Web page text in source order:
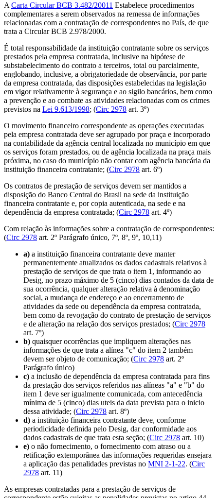
A Carta Circular BCB 3.482/20011 Estabelece procedimentos
complementares a serem observados na remessa de informações
relacionadas com a contratação de correspondentes no País, de que
trata a Circular BCB 2.978/2000.
É total responsabilidade da instituição contratante sobre os serviços
prestados pela empresa contratada, inclusive na hipótese de
substabelecimento do contrato a terceiros, total ou parcialmente,
englobando, inclusive, a obrigatoriedade de observância, por parte
da empresa contratada, das disposições estabelecidas na legislação
em vigor relativamente à segurança e ao sigilo bancários, bem como
a prevenção e ao combate as atividades relacionadas com os crimes
previstos na Lei 9.613/1998; (Circ 2978 art. 3º)
O movimento financeiro correspondente as operações executadas
pela empresa contratada deve ser agrupado por praça e incorporado
na contabilidade da agência central localizada no município em que
os serviços foram prestados, ou de agência localizada na praça mais
próxima, no caso do município não contar com agência bancária da
instituição financeira contratante; (Circ 2978 art. 6º)
Os contratos de prestação de serviços devem ser mantidos a
disposição do Banco Central do Brasil na sede da instituição
financeira contratante e, por copia autenticada, na sede e na
dependência da empresa contratada; (Circ 2978 art. 4º)
Com relação às informações sobre a contratação de correspondentes:
(Circ 2978 art. 2º Parágrafo único, 7º, 8º, 9º, 10,11)
a) a instituição financeira contratante deve manter
permanentemente atualizados os dados cadastrais relativos à
prestação de serviços de que trata o item 1, informando ao
Desig, no prazo máximo de 5 (cinco) dias contados da data de
sua ocorrência, qualquer alteração relativa à denominação
social, a mudança de endereço e ao encerramento de
atividades da sede ou dependência da empresa contratada,
bem como da revogação do contrato de prestação de serviços
e de alteração na relação dos serviços prestados; (Circ 2978
art. 7º)
b) quaisquer ocorrências que impliquem alterações nas
informações de que trata a alínea "c" do item 2 também
devem ser objeto de comunicação; (Circ 2978 art. 2º
Parágrafo único)
c) a inclusão de dependência da empresa contratada para fins
da prestação dos serviços referidos nas alíneas "a" e "b" do
item 1 deve ser igualmente comunicada, com antecedência
mínima de 5 (cinco) dias uteis da data prevista para o inicio
dessa atividade; (Circ 2978 art. 8º)
d) a instituição financeira contratante deve, conforme
periodicidade definida pelo Desig, dar conformidade aos
dados cadastrais de que trata esta seção; (Circ 2978 art. 10)
e) o não fornecimento, o fornecimento com atraso ou a
retificação extemporânea das informações requeridas ensejara
a aplicação das penalidades previstas no MNI 2-1-22. (Circ
2978 art. 11)
As empresas contratadas para a prestação de serviços de